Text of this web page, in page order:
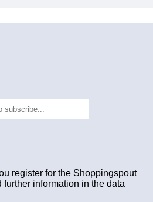
register for the Shoppingspout
further information in the data